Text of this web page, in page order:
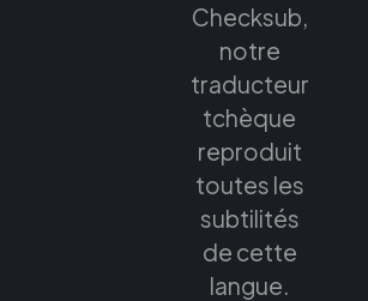
Checksub,
notre
traducteur
tchèque
reproduit
toutes les
subtilités
de cette
langue.